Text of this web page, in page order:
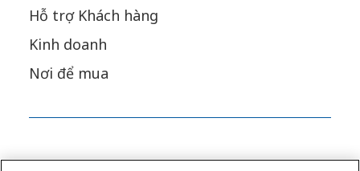
Hỗ trợ Khách hàng
Kinh doanh
Nơi để mua